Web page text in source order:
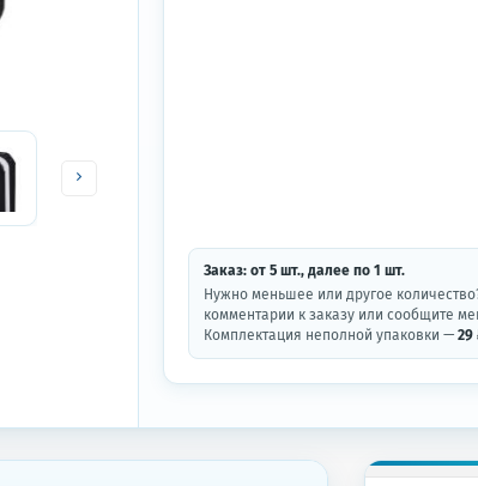
Заказ: от5 шт., далее по1 шт.
Нужно меньшее или другое
комментарии к заказу или сообщите
Комплектация неполной упаковки —29